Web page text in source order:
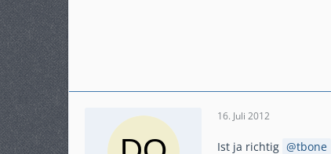
16. Juli 2012
Ist ja richtig tbone